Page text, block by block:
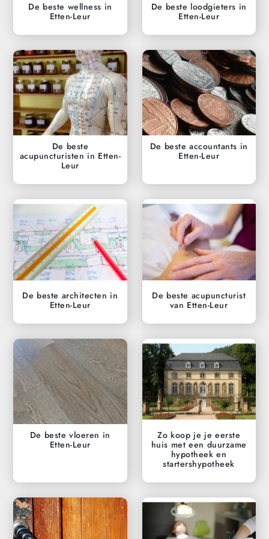
De beste wellness in
Etten-Leur
De beste loodgieters in
Etten-Leur
De beste
acupuncturisten in Etten-
Leur
De beste accountants in
Etten-Leur
De beste architecten in
Etten-Leur
De beste acupuncturist
van Etten-Leur
De beste vloeren in
Etten-Leur
Zo koop je je eerste
huis met een duurzame
hypotheek en
startershypotheek